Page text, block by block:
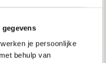
je persoonlijke
behulp van